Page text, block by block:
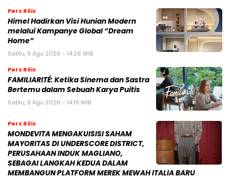
Pers Rilis
Himel Hadirkan Visi Hunian Modern
melalui Kampanye Global “Dream
Home”
Sabtu, 8 Agu 2026 - 14:26 WIB
Pers Rilis
FAMILIARITÉ: Ketika Sinema dan Sastra
Bertemu dalam Sebuah Karya Puitis
Sabtu, 8 Agu 2026 - 14:19 WIB
Pers Rilis
MONDEVITA MENGAKUISISI SAHAM
MAYORITAS DI UNDERSCORE DISTRICT,
PERUSAHAAN INDUK MAGLIANO,
SEBAGAI LANGKAH KEDUA DALAM
MEMBANGUN PLATFORM MEREK MEWAH ITALIA BARU